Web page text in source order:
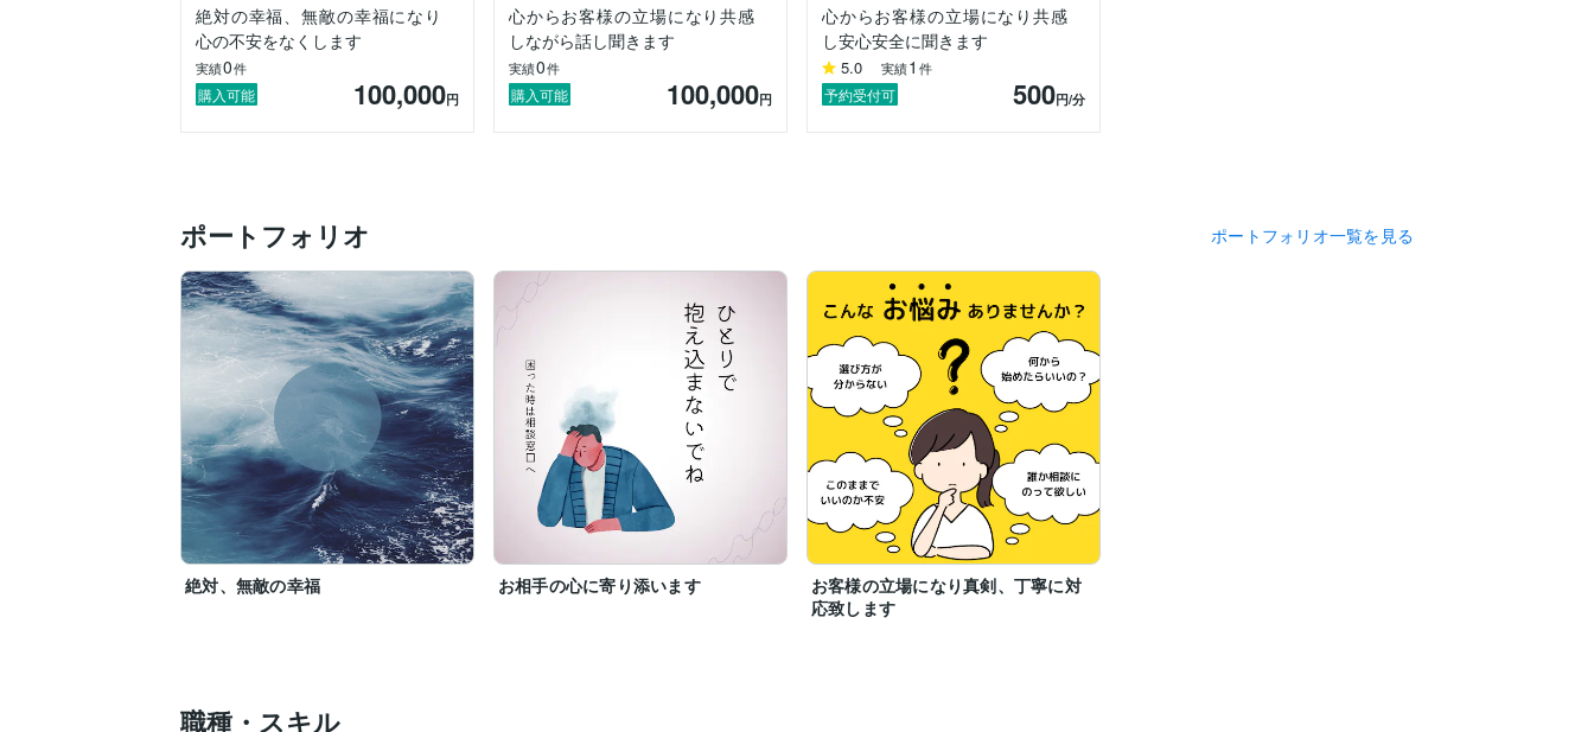
声掛け頂ければと思います。
ぼくは世の中の苦しんでる方や悲しみに支配されてる方を心から助けたいと思ってます。
絶対の幸福、無敵の幸福になり
心の不安をなくします
実績0件
購入可能 100,000円
心からお客様の立場になり共感
しながら話し聞きます
実績0件
購入可能 100,000円
心からお客様の立場になり共感
し安心安全に聞きます
5.0 実績1 件
予約受付可 500円/分
ポートフォリオ ポートフォリオ一覧を見る
絶対、無敵の幸福 お相手の心に寄り添います
お客様の立場になり真剣、丁寧に対
応致します
職種・スキル